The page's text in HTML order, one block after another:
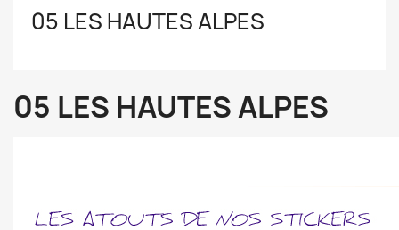
05 LES HAUTES ALPES
05 LES HAUTES ALPES